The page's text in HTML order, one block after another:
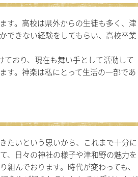
。高校は県外からの生徒も多く、津
できない経験をしてもらい、高校卒業
おり、現在も舞い手として活動して
す。神楽は私にとって生活の一部であ
たいという思いから、これまで十分に
、日々の神社の様子や津和野の魅力を
んでおります。時代が変わっても、